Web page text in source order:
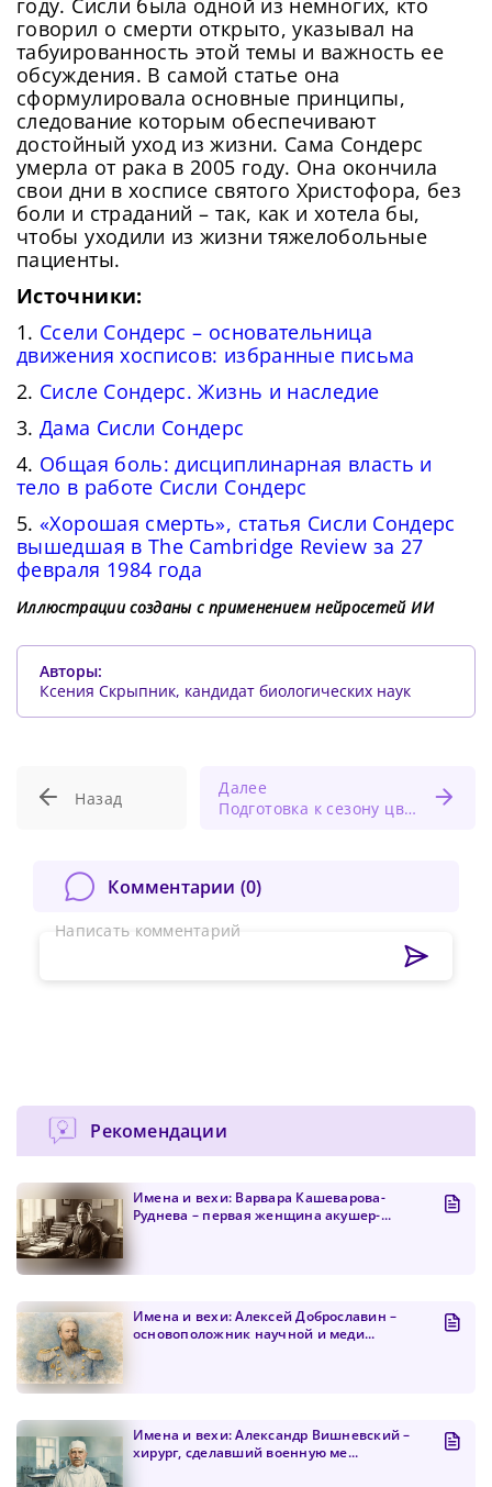
Сменить пароль!
Новый Пароль*
Придумайте пароль
Как минимум одна заглавная буква, одна
Как минимум одна строчная латинская буква
Пароль должен содержать от 8 до 12 символов
Подтвердите Пароль *
Нажимая на кнопку «Продолжить», а также при
регистрации и входе через аккаунты сторонних
сервисов, Вы принимаете условияПользовательского
Соглашения, в том числе касающееся обработки
Ваших персональных данных. Подробнее об
обработке данных в
Политике.
Отправить
году. Сисли была одной из немногих, кто
говорил о смерти открыто, указывал на
табуированность этой темы и важность ее
обсуждения. В самой статье она
сформулировала основные принципы,
следование которым обеспечивают
достойный уход из жизни. Сама Сондерс
умерла от рака в 2005 году. Она окончила
свои дни в хосписе святого Христофора, без
боли и страданий – так, как и хотела бы,
чтобы уходили из жизни тяжелобольные
пациенты.
Источники:
1. Ссели Сондерс – основательница
движения хосписов: избранные письма
2. Сисле Сондерс. Жизнь и наследие
3.Дама Сисли Сондерс
4. Общая боль: дисциплинарная власть и
тело в работе Сисли Сондерс
5.«Хорошая смерть», статья Сисли Сондерс
вышедшая в The Cambridge Review за 27
февраля 1984 года
Иллюстрации созданы с применением нейросетей ИИ
Авторы:
Ксения Скрыпник, кандидат биологических наук
Назад
Далее
Подготовка к сезону цветения пациентов с поллинозом
Комментарии (0)
Написать комментарий
Рекомендации
Имена и вехи: Варвара Кашеварова-
Руднева – первая женщина акушер-...
Имена и вехи: Алексей Доброславин –
основоположник научной и меди...
Имена и вехи: Александр Вишневский –
хирург, сделавший военную ме...
Сейчас скорость вашего интернета
невысокая, из-за чего могут возникнуть
сложности при использовании нашего
сайта. Чтобы обеспечить более
стабильную работу, подключитесь к
быстрому соединению.